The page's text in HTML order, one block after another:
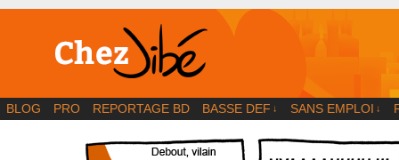
BD | Illustration | Blog
BLOG PRO REPORTAGE BD BASSE DEF ↓ SANS EMPLOI ↓